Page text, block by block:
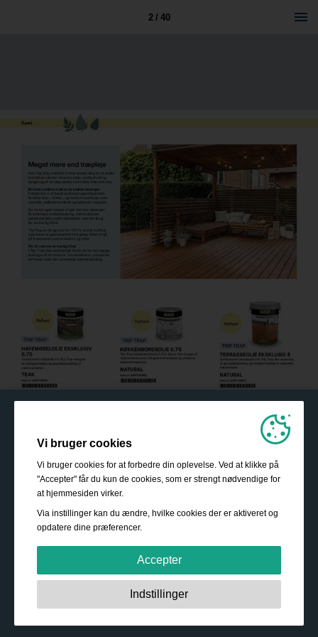
2 / 40
Vi bruger cookies
Vi bruger cookies for at forbedre din oplevelse. Ved at klikke på
"Accepter" får du kun de cookies, som er strengt nødvendige for
at hjemmesiden virker.
Via instillinger kan du ændre, hvilke cookies der er aktiveret og
opdatere dine præferencer.
Accepter
Strengt nødvendige:
Disse cookies er essentielle for at
sikre grundlæggende funktionalitet såsom navigation,
Indstillinger